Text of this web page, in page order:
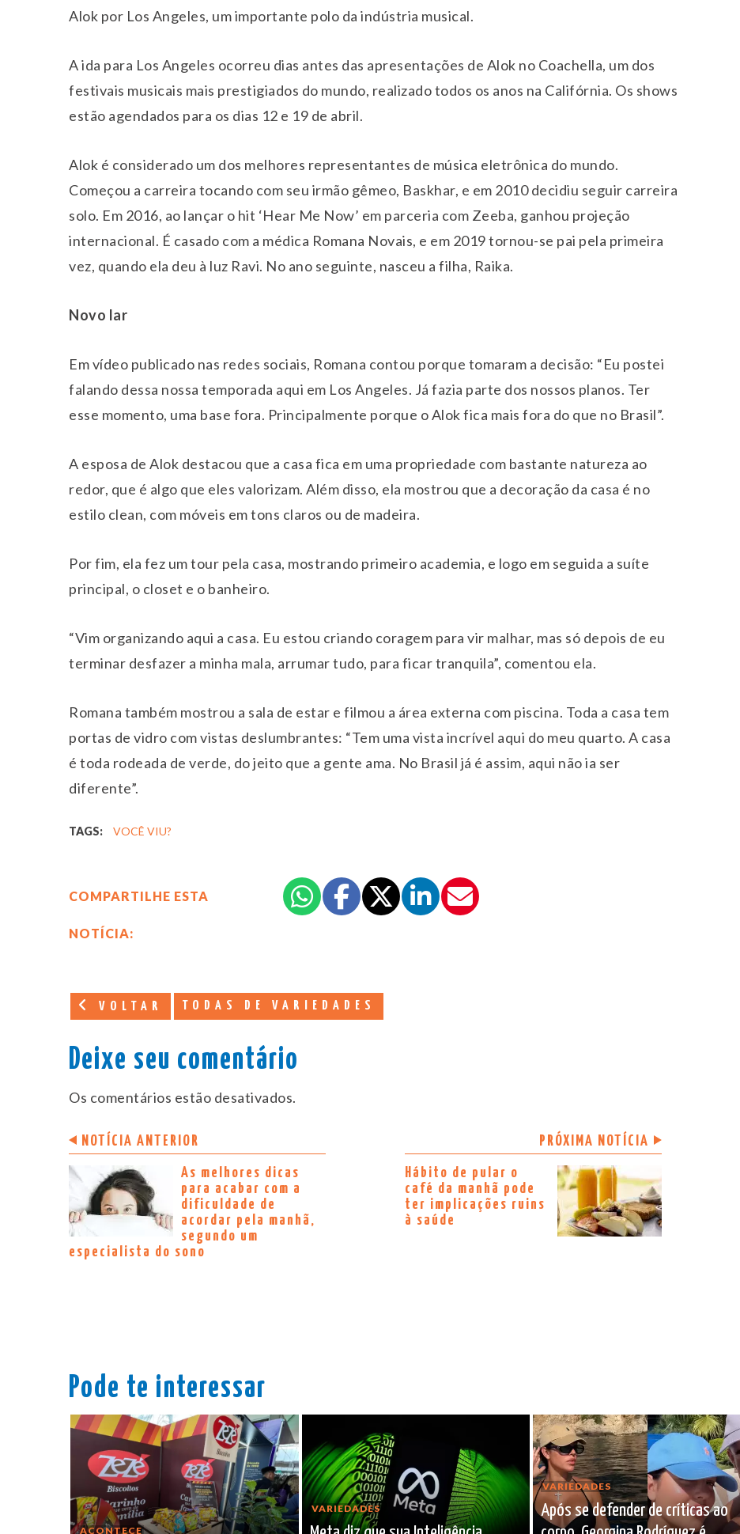
Alok por Los Angeles, um importante polo da indústria musical.
A ida para Los Angeles ocorreu dias antes das apresentações de Alok no Coachella, um dos
festivais musicais mais prestigiados do mundo, realizado todos os anos na Califórnia. Os shows
estão agendados para os dias 12 e 19 de abril.
Alok é considerado um dos melhores representantes de música eletrônica do mundo.
Começou a carreira tocando com seu irmão gêmeo, Baskhar, e em 2010 decidiu seguir carreira
solo. Em 2016, ao lançar o hit ‘Hear Me Now’ em parceria com Zeeba, ganhou projeção
internacional. É casado com a médica Romana Novais, e em 2019 tornou-se pai pela primeira
vez, quando ela deu à luz Ravi. No ano seguinte, nasceu a filha, Raika.
Novo lar
Em vídeo publicado nas redes sociais, Romana contou porque tomaram a decisão: “Eu postei
falando dessa nossa temporada aqui em Los Angeles. Já fazia parte dos nossos planos. Ter
esse momento, uma base fora. Principalmente porque o Alok fica mais fora do que no Brasil”.
A esposa de Alok destacou que a casa fica em uma propriedade com bastante natureza ao
redor, que é algo que eles valorizam. Além disso, ela mostrou que a decoração da casa é no
estilo clean, com móveis em tons claros ou de madeira.
Por fim, ela fez um tour pela casa, mostrando primeiro academia, e logo em seguida a suíte
principal, o closet e o banheiro.
“Vim organizando aqui a casa. Eu estou criando coragem para vir malhar, mas só depois de eu
terminar desfazer a minha mala, arrumar tudo, para ficar tranquila”, comentou ela.
Romana também mostrou a sala de estar e filmou a área externa com piscina. Toda a casa tem
portas de vidro com vistas deslumbrantes: “Tem uma vista incrível aqui do meu quarto. A casa
é toda rodeada de verde, do jeito que a gente ama. No Brasil já é assim, aqui não ia ser
diferente”.
TAGS: VOCÊ VIU?
COMPARTILHE ESTA
NOTÍCIA:
VOLTAR TODAS DE VARIEDADES
Deixe seu comentário
Os comentários estão desativados.
NOTÍCIA ANTERIOR
As melhores dicas
para acabar com a
dificuldade de
acordar pela manhã,
segundo um
especialista do sono
PRÓXIMA NOTÍCIA
Hábito de pular o
café da manhã pode
ter implicações ruins
à saúde
Pode te interessar
ACONTECE
VARIEDADES
VARIEDADES
Após se defender de críticas ao